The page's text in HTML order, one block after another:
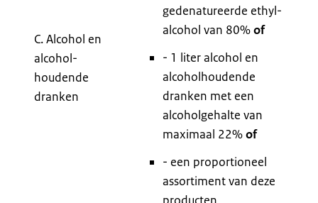
C. Alcohol en
alcohol-
houdende
dranken
gedenatureerde ethyl-
alcohol van 80%of
- 1 liter alcohol en
alcoholhoudende
dranken met een
alcoholgehalte van
maximaal 22%of
- een proportioneel
assortiment van deze